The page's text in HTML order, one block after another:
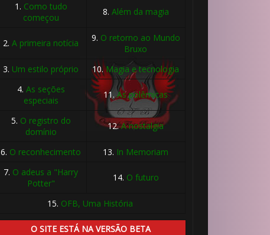
1. Como tudo
começou
8. Além da magia
2.A primeira notícia 9. O retorno ao Mundo
Bruxo
3. Um estilo próprio 10.Magia e tecnologia
4. As seções
especiais
11.As polêmicas
5. O registro do
domínio
12.A nostalgia
6. O reconhecimento 13. In Memoriam
7. O adeus a "Harry
Potter"
14. O futuro
15. OFB, Uma História
O SITE ESTÁ NA VERSÃO BETA
1️⃣ 8️⃣